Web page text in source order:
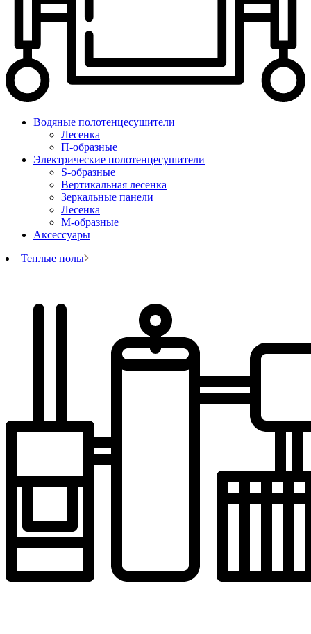
Водяные полотенцесушители
Лесенка
П-образные
Электрические полотенцесушители
S-образные
Вертикальная лесенка
Зеркальные панели
Лесенка
М-образные
Аксессуары
Теплые полы